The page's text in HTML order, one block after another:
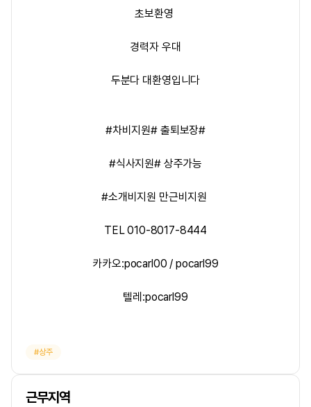
초보환영
경력자 우대
두분다 대환영입니다
#차비지원# 출퇴보장#
#식사지원# 상주가능
#소개비지원 만근비지원
TEL 010-8017-8444
카카오:pocarl00 / pocarl99
텔레:pocarl99
상주
근무지역